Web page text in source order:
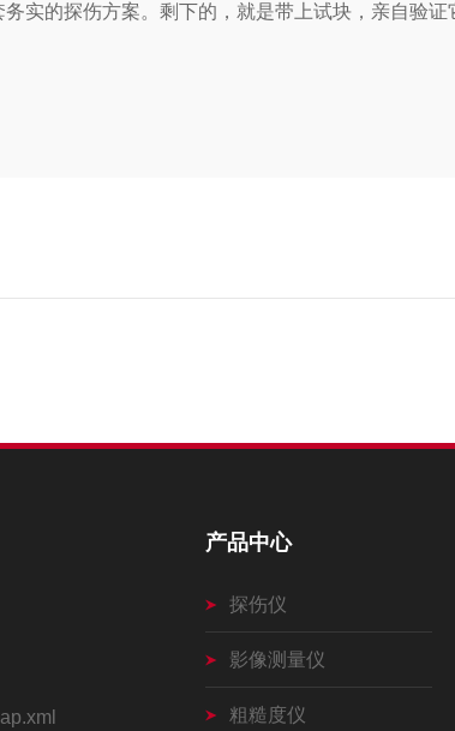
实的探伤方案。剩下的，就是带上试块，亲自验证
产品中心
探伤仪
影像测量仪
粗糙度仪